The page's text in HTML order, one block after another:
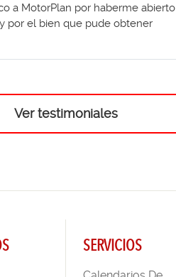
a MotorPlan por haberme abierto
por el bien que pude obtener
Ver testimoniales
SERVICIOS